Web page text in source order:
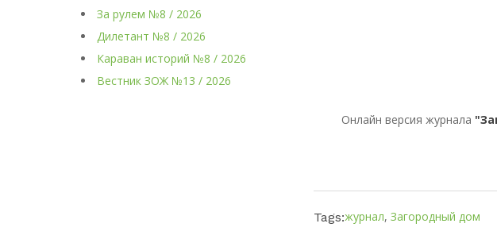
За рулем №8 / 2026
Дилетант №8 / 2026
Караван историй №8 / 2026
Вестник ЗОЖ №13 / 2026
Онлайн версия журнала
Tags:журнал, Загородный дом